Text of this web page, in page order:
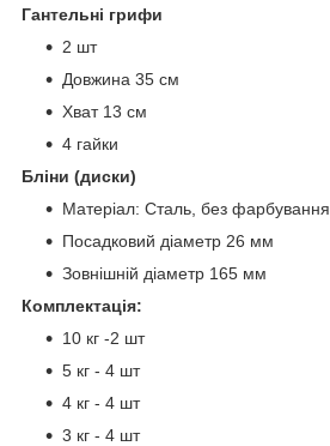
Гантельні грифи
2 шт
Довжина 35 см
Хват 13 см
4 гайки
Бліни (диски)
Матеріал: Сталь, без фарбування
Посадковий діаметр 26 мм
Зовнішній діаметр 165 мм
Комплектація:
10 кг -2 шт
5 кг - 4 шт
4 кг - 4 шт
3 кг - 4 шт